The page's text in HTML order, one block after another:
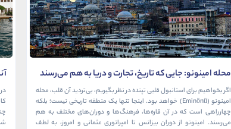
محله امینونو: جایی که تاریخ، تجارت و دریا به هم می‌رسند
اگر بخواهیم برای استانبول قلبی تپنده در نظر بگیریم، بی‌تردید آن قلب، محله
امینونو (Eminönü) خواهد بود. اینجا تنها یک منطقه تاریخی نیست؛ بلکه
چهارراهی است که در آن قاره‌ها، فرهنگ‌ها و دوران‌های مختلف به هم
می‌رسند. امینونو از دوران بیزانس تا امپراتوری عثمانی و امروز، به لطف